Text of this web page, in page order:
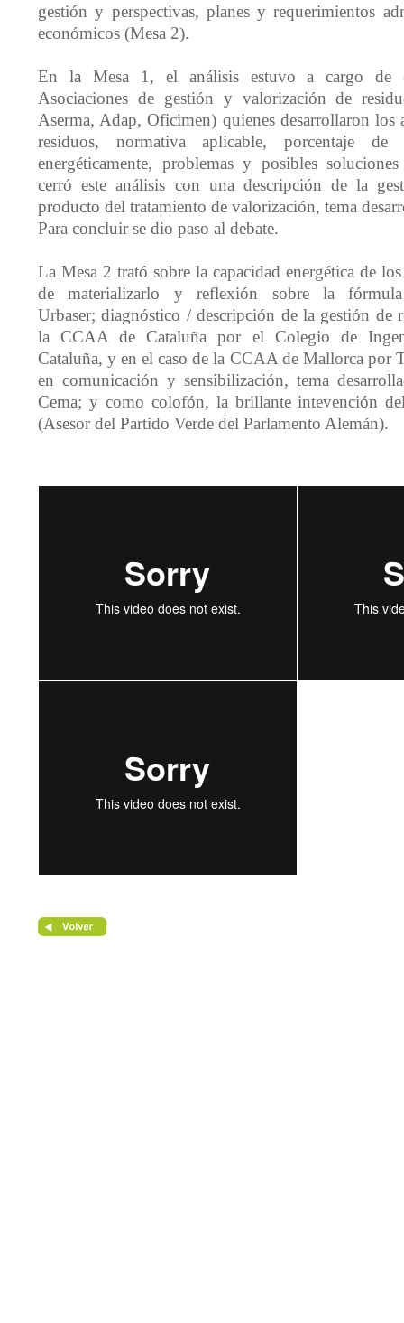
gestión y perspectivas, planes y requerimientos
económicos (Mesa 2).
En la Mesa 1, el análisis estuvo a cargo de
Asociaciones de gestión y valorización de
Aserma, Adap, Oficimen) quienes desarrollaron los
residuos, normativa aplicable, porcentaje de
energéticamente, problemas y posibles
cerró este análisis con una descripción de la
producto del tratamiento de valorización, tema
Para concluir se dio paso al debate.
La Mesa 2 trató sobre la capacidad energética de
de materializarlo y reflexión sobre la
Urbaser; diagnóstico / descripción de la gestión de
la CCAA de Cataluña por el Colegio de
Cataluña, y en el caso de la CCAA de Mallorca por
en comunicación y sensibilización, tema
Cema; y como colofón, la brillante intevención
(Asesor del Partido Verde del Parlamento Alemán).